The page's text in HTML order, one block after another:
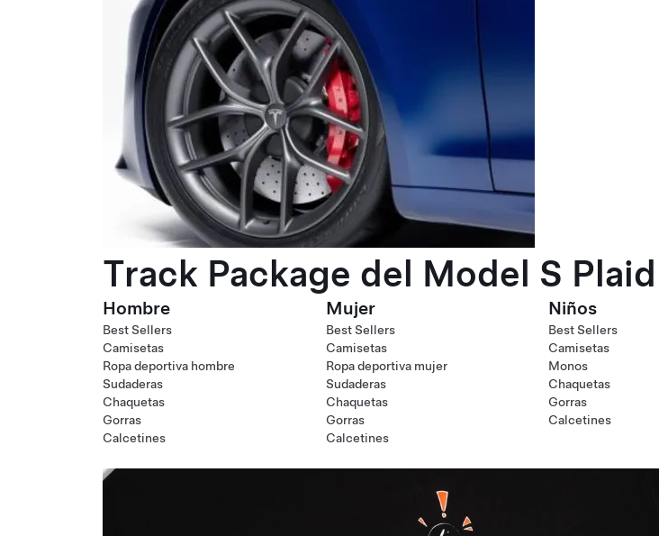
Track Package del Model S Plaid
Hombre
Best Sellers
Camisetas
Ropa deportiva hombre
Sudaderas
Chaquetas
Gorras
Calcetines
Mujer
Best Sellers
Camisetas
Ropa deportiva mujer
Sudaderas
Chaquetas
Gorras
Calcetines
Niños
Best Sellers
Camisetas
Monos
Chaquetas
Gorras
Calcetines